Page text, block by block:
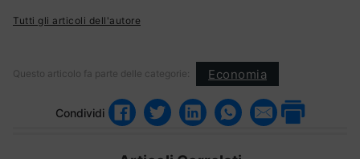
Tutti gli articoli dell'autore
Questo articolo fa parte delle categorie: Economia
Condividi